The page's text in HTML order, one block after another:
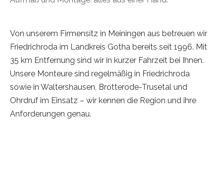
Von unserem Firmensitz in Meiningen aus betreuen wir
Friedrichroda im Landkreis Gotha bereits seit 1996. Mit
35 km Entfernung sind wir in kurzer Fahrzeit bei Ihnen.
Unsere Monteure sind regelmäßig in Friedrichroda
sowie in Waltershausen, Brotterode-Trusetal und
Ohrdruf im Einsatz – wir kennen die Region und ihre
Anforderungen genau.